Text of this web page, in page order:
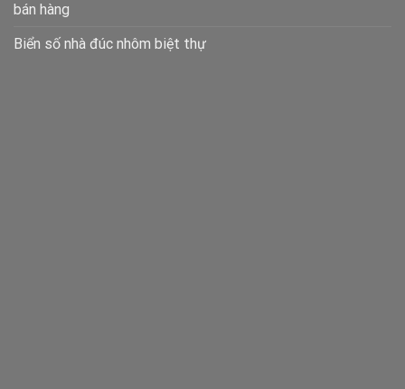
bán hàng
Biển số nhà đúc nhôm biệt thự